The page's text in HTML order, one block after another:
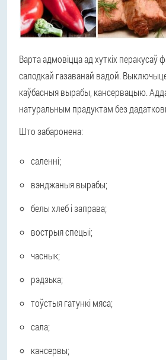
Варта адмовіцца ад хуткіх перакусаў
салодкай газаванай вадой.
каўбасныя вырабы, кансервацыю.
натуральным прадуктам без
Што забаронена:
саленні;
вэнджаныя вырабы;
белы хлеб і заправа;
вострыя спецыі;
часнык;
рэдзька;
тоўстыя гатункі мяса;
сала;
кансервы;